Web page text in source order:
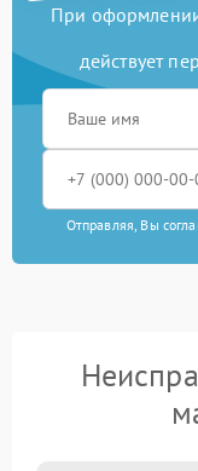
При
действует
Отправляя, Вы